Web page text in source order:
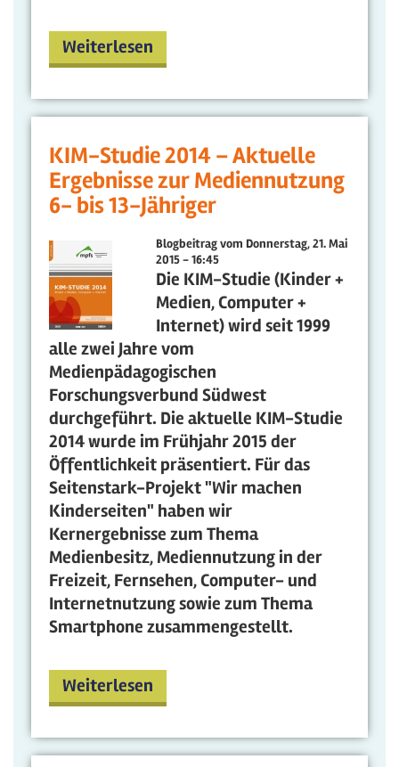
Weiterlesen
KIM-Studie 2014 – Aktuelle
Ergebnisse zur Mediennutzung
6- bis 13-Jähriger
Blogbeitrag vom Donnerstag, 21. Mai
2015 - 16:45
Die KIM-Studie (Kinder +
Medien, Computer +
Internet) wird seit 1999
alle zwei Jahre vom
Medienpädagogischen
Forschungsverbund Südwest
durchgeführt. Die aktuelle KIM-Studie
2014 wurde im Frühjahr 2015 der
Öffentlichkeit präsentiert. Für das
Seitenstark-Projekt "Wir machen
Kinderseiten" haben wir
Kernergebnisse zum Thema
Medienbesitz, Mediennutzung in der
Freizeit, Fernsehen, Computer- und
Internetnutzung sowie zum Thema
Smartphone zusammengestellt.
Weiterlesen